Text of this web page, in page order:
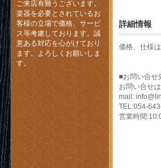
ご来店有難うございます。
楽器を必要とされているお
客様の立場で価格、サービ
ス等考慮しております。誠
意ある対応を心がけており
ます。よろしくお願いしま
す。
詳細情報
価格、仕様
■お問い合せ
お問い合せ
mail:
TEL:054-
営業時間